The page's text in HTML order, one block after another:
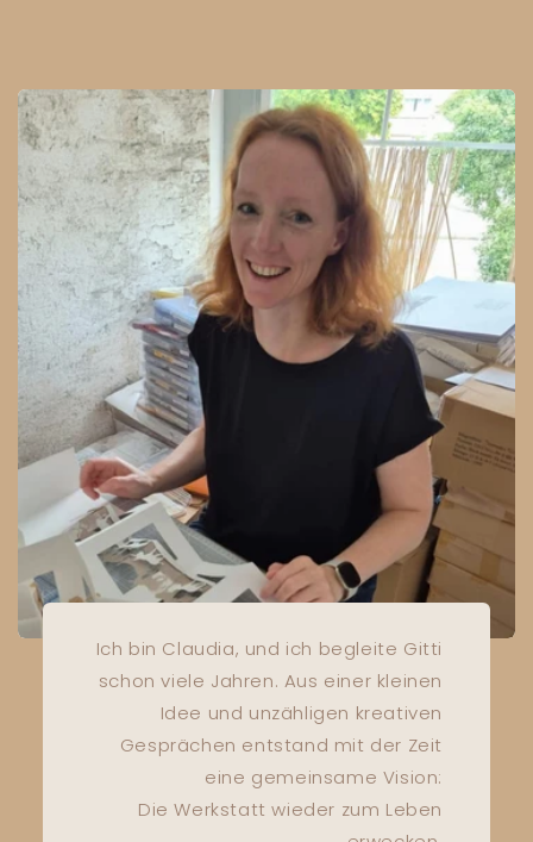
Ich bin Claudia, und ich begleite Gitti
schon viele Jahren. Aus einer kleinen
Idee und unzähligen kreativen
Gesprächen entstand mit der Zeit
eine gemeinsame Vision:
Die Werkstatt wieder zum Leben